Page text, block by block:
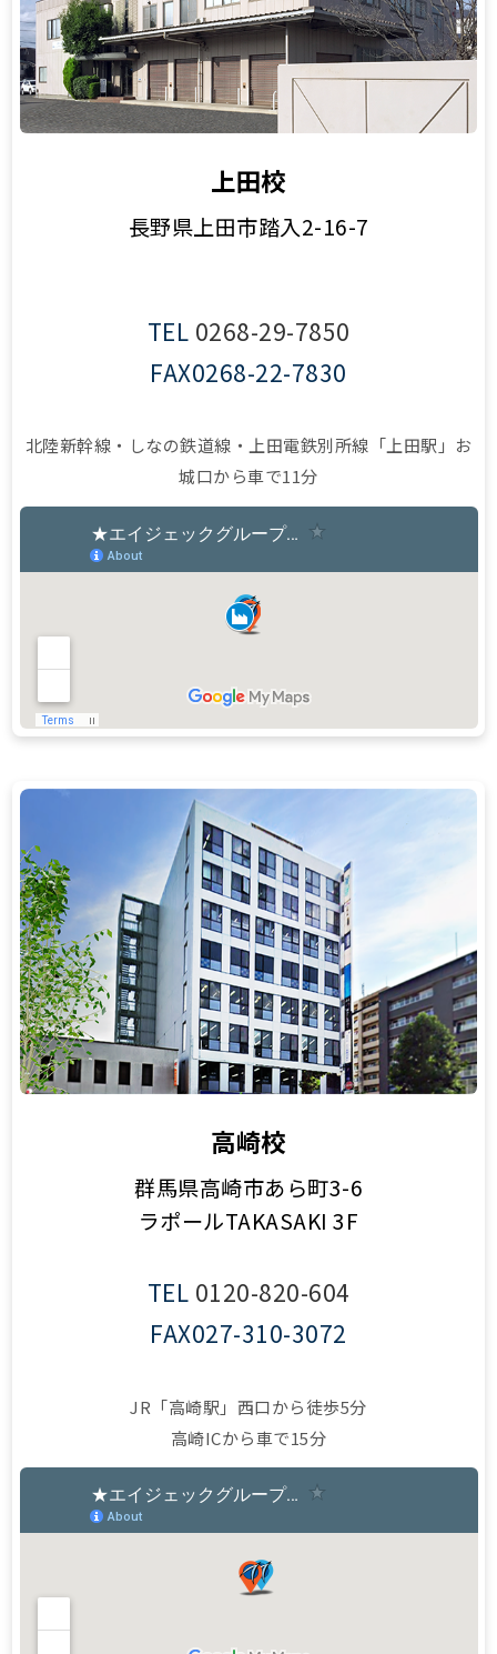
上田校
長野県上田市踏入2-16-7
TEL 0268-29-7850
FAX0268-22-7830
北陸新幹線・しなの鉄道線・上田電鉄別所線「上田駅」お
城口から車で11分
高崎校
群馬県高崎市あら町3-6
ラポールTAKASAKI 3F
TEL 0120-820-604
FAX027-310-3072
JR「高崎駅」西口から徒歩5分
高崎ICから車で15分